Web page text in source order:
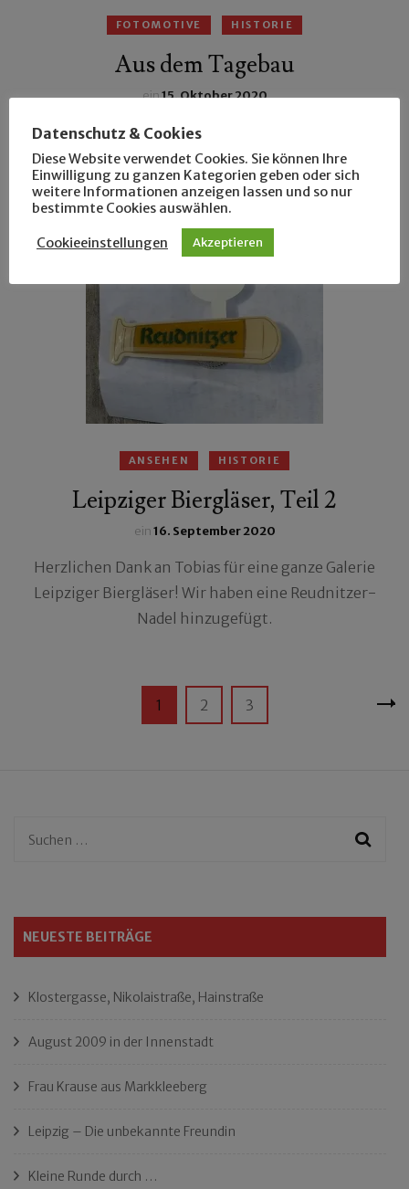
FOTOMOTIVE HISTORIE
Aus dem Tagebau
ein15. Oktober 2020
Im Tagebau Zwenkau-Eythra hatte Günter einst
historische Bierflaschen gefunden, u.a. eine aus
Zöbigker.
ANSEHEN HISTORIE
Leipziger Biergläser, Teil 2
ein16. September 2020
Herzlichen Dank an Tobias für eine ganze Galerie
Leipziger Biergläser! Wir haben eine Reudnitzer-
Nadel hinzugefügt.
Seitennummerierung
Seite
1 Seite
2 Seite
3
Suchen
NEUESTE BEITRÄGE
Klostergasse, Nikolaistraße, Hainstraße
August 2009 in der Innenstadt
Frau Krause aus Markkleeberg
Leipzig – Die unbekannte Freundin
Kleine Runde durch …
Datenschutz & Cookies
Diese Website verwendet Cookies. Sie können Ihre
Einwilligung zu ganzen Kategorien geben oder sich
weitere Informationen anzeigen lassen und so nur
bestimmte Cookies auswählen.
Cookieeinstellungen Akzeptieren